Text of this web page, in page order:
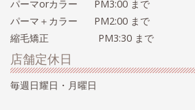
パーマorカラー PM3:00 まで
パーマ＋カラー PM2:00 まで
縮毛矯正 PM3:30 まで
店舗定休日
毎週日耀日・月曜日